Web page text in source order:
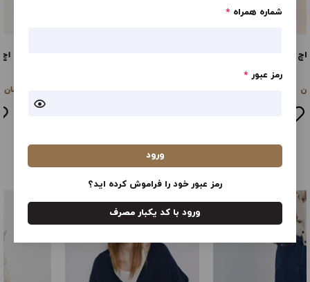
شماره همراه *
رمز عبور *
ورود
رمز عبور خود را فراموش کرده اید؟
ورود با کد یکبار مصرف